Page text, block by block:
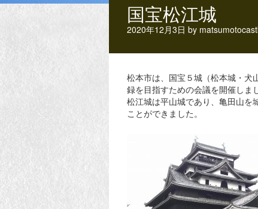
国宝松江城
2020年12月3日 by
松本市は、国宝５城（松本城・犬
録を目指すための会議を開催しま
松江城は平山城であり、亀田山を
ことができました。